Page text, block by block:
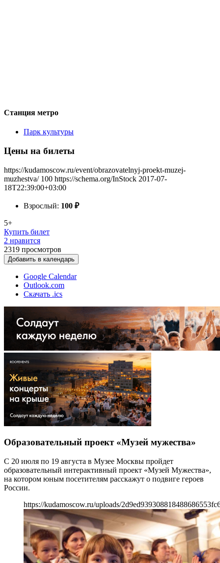
Станция метро
Парк культуры
Цены на билеты
https://kudamoscow.ru/event/obrazovatelnyj-proekt-muzej-
muzhestva/ 100 https://schema.org/InStock 2017-07-
18T22:39:00+03:00
Взрослый: 100 ₽
5+
Купить билет
2 нравится
2319 просмотров
Добавить в календарь
Google Calendar
Outlook.com
Скачать .ics
Образовательный проект «Музей мужества»
С 20 июля по 19 августа в Музее Москвы пройдет
образовательный интерактивный проект «Музей Мужества»,
на котором юным посетителям расскажут о подвиге героев
России.
https://kudamoscow.ru/uploads/